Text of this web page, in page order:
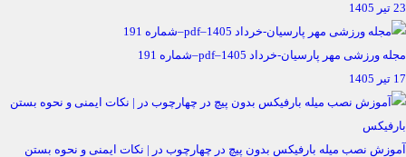
23 تیر 1405
مجله ورزشی مهر پارسیان-خرداد 1405–pdf–شماره 191
17 تیر 1405
آموزش نصب میله بارفیکس بدون پیچ در چهارچوب در | نکات ایمنی و نحوه بستن